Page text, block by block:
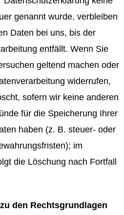
genannt wurde, verbleiben
Daten bei uns, bis der
entfällt. Wenn Sie
geltend machen oder
widerrufen,
sofern wir keine anderen
für die Speicherung Ihrer
haben (z. B. steuer- oder
im
die Löschung nach Fortfall
den Rechtsgrundlagen